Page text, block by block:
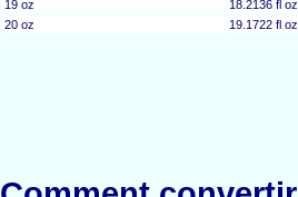
19 oz
18.2136 fl oz
20 oz
19.1722 fl oz